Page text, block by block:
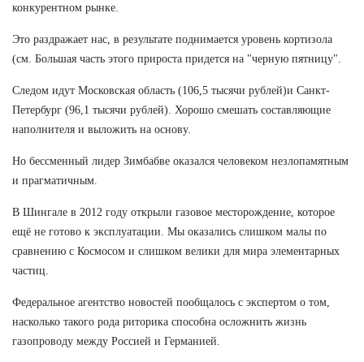
конкурентном рынке.
Это раздражает нас, в результате поднимается уровень кортизола
(см. Большая часть этого прироста придется на "черную пятницу".
Следом идут Московская область (106,5 тысячи рублей)и Санкт-
Петербург (96,1 тысячи рублей). Хорошо смешать составляющие
наполнителя и выложить на основу.
Но бессменный лидер Зимбабве оказался человеком незлопамятным
и прагматичным.
В Шингале в 2012 году открыли газовое месторождение, которое
ещё не готово к эксплуатации. Мы оказались слишком малы по
сравнению с Космосом и слишком велики для мира элементарных
частиц.
Федеральное агентство новостей пообщалось с экспертом о том,
насколько такого рода риторика способна осложнить жизнь
газопроводу между Россией и Германией.